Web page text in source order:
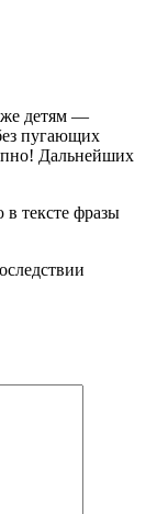
детям —
пугающих
Дальнейших
в тексте фразы